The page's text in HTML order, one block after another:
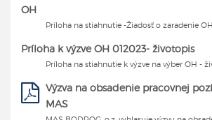
OH
Príloha na stiahnutie -Žiadosť o zaradenie
Príloha k výzve OH 012023- životopis
Príloha na stiahnutie k výzve na výber OH -
Výzva na obsadenie pracovnej
MAS